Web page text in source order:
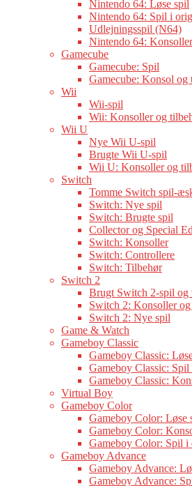
Nintendo 64: Løse spil
Nintendo 64: Spil i
Udlejningsspil (N64)
Nintendo 64:
Gamecube
Gamecube: Spil
Gamecube: Konsol og
Wii
Wii-spil
Wii: Konsoller og
Wii U
Nye Wii U-spil
Brugte Wii U-spil
Wii U: Konsoller og
Switch
Tomme Switch spil-
Switch: Nye spil
Switch: Brugte spil
Collector og Special
Switch: Konsoller
Switch: Controllere
Switch: Tilbehør
Switch 2
Brugt Switch 2-spil og
Switch 2: Konsoller
Switch 2: Nye spil
Game & Watch
Gameboy Classic
Gameboy Classic:
Gameboy Classic:
Gameboy Classic:
Virtual Boy
Gameboy Color
Gameboy Color: Løse
Gameboy Color:
Gameboy Color: Spil i
Gameboy Advance
Gameboy Advance:
Gameboy Advance: